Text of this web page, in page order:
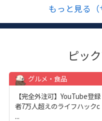
もっと見る（
ピッ
グルメ・食品
【完全外注可】YouTube登録
者7万人超えのライフハックc
...